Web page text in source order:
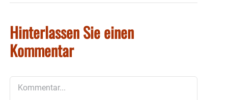
Hinterlassen Sie einen
Kommentar